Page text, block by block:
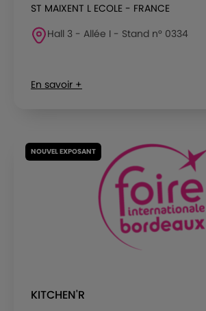
ST MAIXENT L ECOLE - FRANCE
Hall 3 - Allée I - Stand n° 0334
En savoir +
NOUVEL EXPOSANT
KITCHEN'R